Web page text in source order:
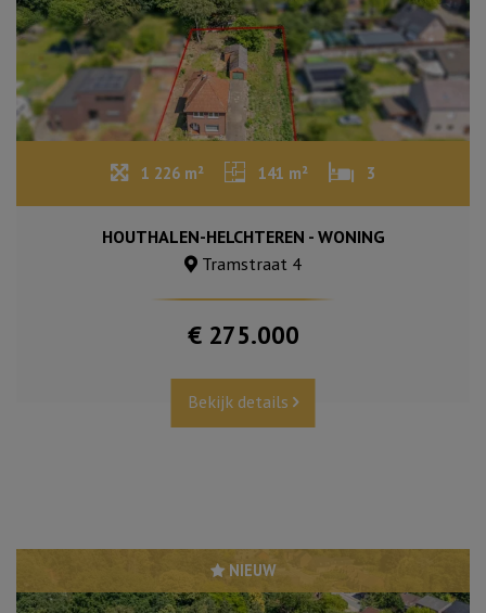
1 226 m² 141 m² 3
HOUTHALEN-HELCHTEREN - WONING
Tramstraat 4
€ 275.000
Bekijk details
NIEUW